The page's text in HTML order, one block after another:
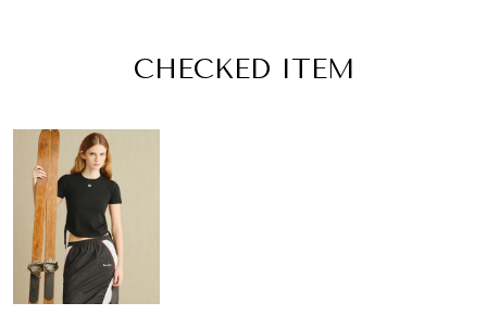
CHECKED ITEM